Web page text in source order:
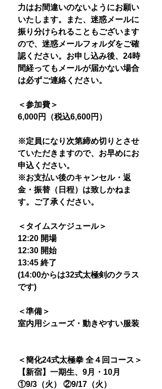
力はお間違いのないようにお願い
いたします。また、迷惑メールに
振り分けられることもございます
ので、迷惑メールフォルダをご確
認ください。お申し込み後、24時
間経ってもメールが届かない場合
は必ずご連絡ください。
＜参加費＞
6,000円（税込6,600円）
※定員になり次第締め切りとさせ
ていただきますので、お早めにお
申込ください。
※お支払い後のキャンセル・返
金・振替（日程）は致しかねま
す。ご了承ください。
＜タイムスケジュール＞
12:20 開場
12:30 開始
13:45 終了
(14:00からは32式太極剣のクラス
です)
＜準備＞
室内用シューズ・動きやすい服装
＜簡化24式太極拳 全４回コース＞
【新宿】一期生、9月・10月
①9/3（火） ②9/17（火）